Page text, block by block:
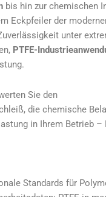
bis hin zur chemischen
Eckpfeiler der
unter
PTFE-
Sie den
die chemische
in Ihrem Betrieb –
Standards für